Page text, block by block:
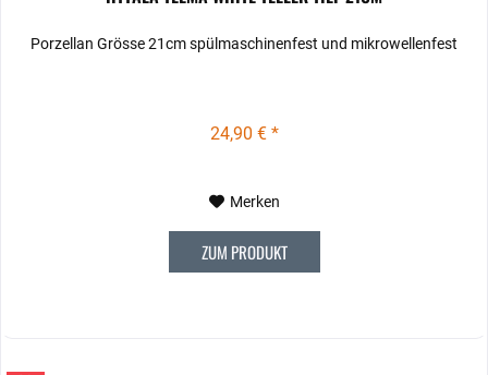
Porzellan Grösse 21cm spülmaschinenfest und mikrowellenfest
24,90 € *
Merken
ZUM PRODUKT